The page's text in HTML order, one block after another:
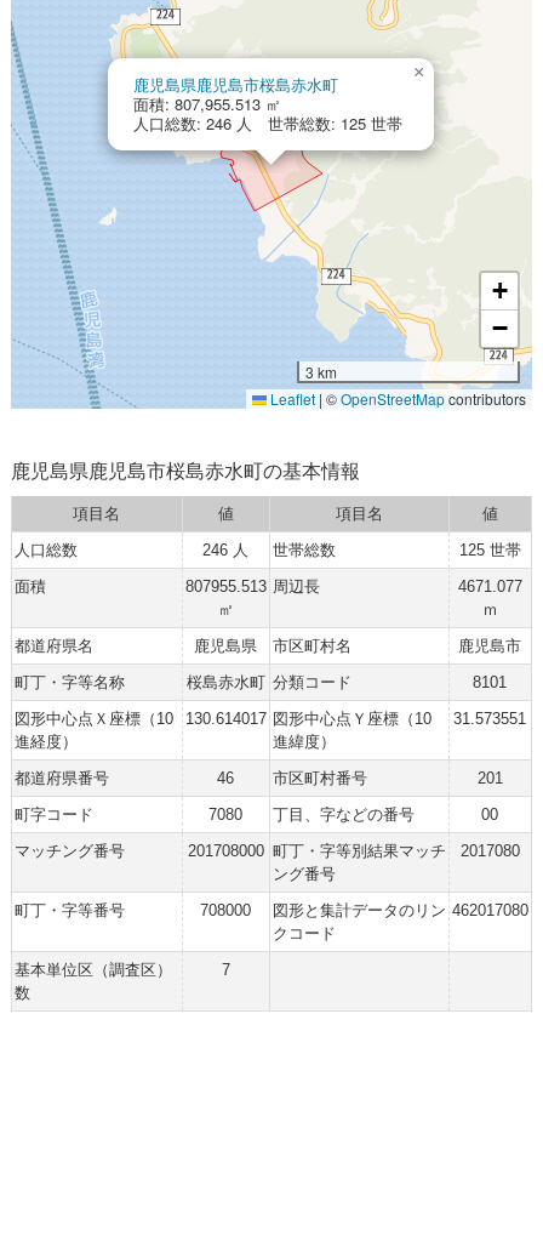
鹿児島県鹿児島市桜島赤水町
面積: 807,955.513 ㎡
人口総数: 246 人 世帯総数: 125 世帯
×
+
−
3 km
Leaflet | ©OpenStreetMapcontributors
鹿児島県鹿児島市桜島赤水町の基本情報
項目名 値 項目名
値
人口総数
246 人 世帯総数
125 世帯
面積
807955.513
㎡
周辺長
4671.077
ｍ
都道府県名
鹿児島県 市区町村名
鹿児島市
町丁・字等名称
桜島赤水町 分類コード
8101
図形中心点Ｘ座標（10
進経度）
130.614017 図形中心点Ｙ座標（10
進緯度）
31.573551
都道府県番号 46 市区町村番号
201
町字コード
7080 丁目、字などの番号
00
マッチング番号
201708000 町丁・字等別結果マッチ
ング番号
2017080
町丁・字等番号 708000
図形と集計データのリン
クコード
462017080
基本単位区（調査区）
数
7